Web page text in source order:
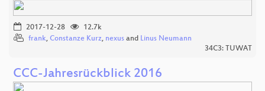
2017-12-28
12.7k
frank, Constanze Kurz, nexus and Linus Neumann
34C3: TUWAT
CCC-Jahresrückblick 2016